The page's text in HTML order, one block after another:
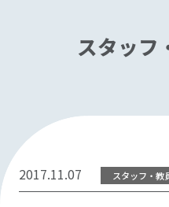
スタッフ
2017.11.07 スタッフ・教